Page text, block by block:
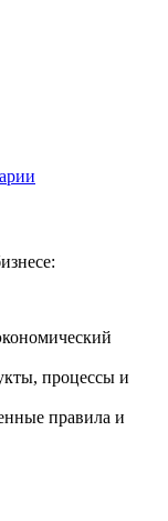
процессы и
правила и